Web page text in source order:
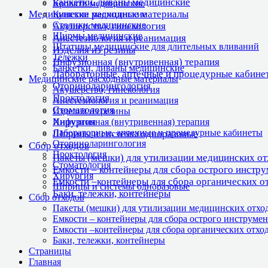
Медицинские расходные материалы
Акушерство, гинекология
Анестезиология и реанимация
Изделия из резины
Инфузионная (внутривенная) терапия
Лабораторные, аптечные и процедурные
Оториноларингология
Проктология
Стоматология
Хирургия
Шприцы и системы одноразовые
Сбор отходов
Пакеты (мешки) для утилизации медицинских
Емкости – контейнеры для сбора острого
Емкости –контейнеры для сбора органических
Баки, тележки, контейнеры
Кровати медицинские
Кушетки медицинские
Столики медицинские
Ширмы медицинские
Штативы медицинские для длительных вливаний
Тележки
Банкетки, диваны медицинские
Медицинские расходные материалы
Акушерство, гинекология
Анестезиология и реанимация
Изделия из резины
Инфузионная (внутривенная) терапия
Лабораторные, аптечные и процедурные кабинеты
Оториноларингология
Проктология
Стоматология
Хирургия
Шприцы и системы одноразовые
Сбор отходов
Пакеты (мешки) для утилизации медицинских
Емкости – контейнеры для сбора острого
Емкости –контейнеры для сбора органических
Баки, тележки, контейнеры
Страницы
Главная